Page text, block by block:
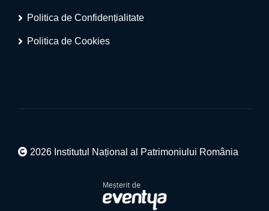
Politica de Confidențialitate
Politica de Cookies
2026 Institutul Național al Patrimoniului România